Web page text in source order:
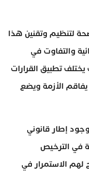
لتنظيم وتقنين هذا
والتفاوت في
تطبيق القرارات
يفاقم الأزمة ويضع
إطار قانوني
في الترخيص
لهم الاستمرار في